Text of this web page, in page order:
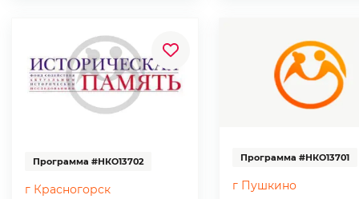
Программа #НКО13702
г Красногорск
Программа #НКО13701
г Пушкино